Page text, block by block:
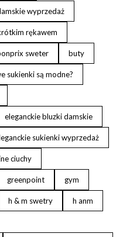
wyprzedaż
rękawem
sweter buty
sukienki są modne?
eleganckie bluzki damskie
sukienki wyprzedaż
ciuchy
greenpoint gym
h & m swetry h anm